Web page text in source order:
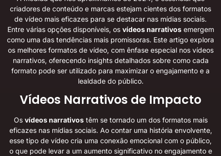
criadores de conteúdo e marcas estejam cientes dos formatos
de vídeo mais eficazes para se destacar nas mídias sociais.
Entre várias opções disponíveis, os vídeos narrativosemergem
como uma das tendências mais promissoras. Este artigo explora
os melhores formatos de vídeo, com ênfase especial nos vídeos
narrativos, oferecendo insights detalhados sobre como cada
formato pode ser utilizado para maximizar o engajamento e a
lealdade do público.
Vídeos Narrativos de Impacto
Os vídeos narrativostêm se tornado um dos formatos mais
eficazes nas mídias sociais. Ao contar uma história envolvente,
esse tipo de vídeo cria uma conexão emocional com o público,
o que pode levar a um aumento significativo no engajamento e